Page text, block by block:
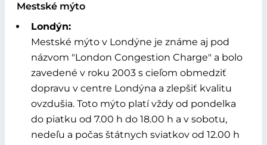
Mestské mýto
Londýn:
Mestské mýto v Londýne je známe aj pod
názvom
London Congestion Charge
a bolo
zavedené v roku 2003 s cieľom obmedziť
dopravu v centre Londýna a zlepšiť kvalitu
ovzdušia. Toto mýto platí vždy od pondelka
do piatku od 7.00 h do 18.00 h a v sobotu,
nedeľu a počas štátnych sviatkov od 12.00 h